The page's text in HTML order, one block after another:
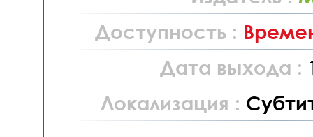
Доступность :
Дата выхода :
Локализация :